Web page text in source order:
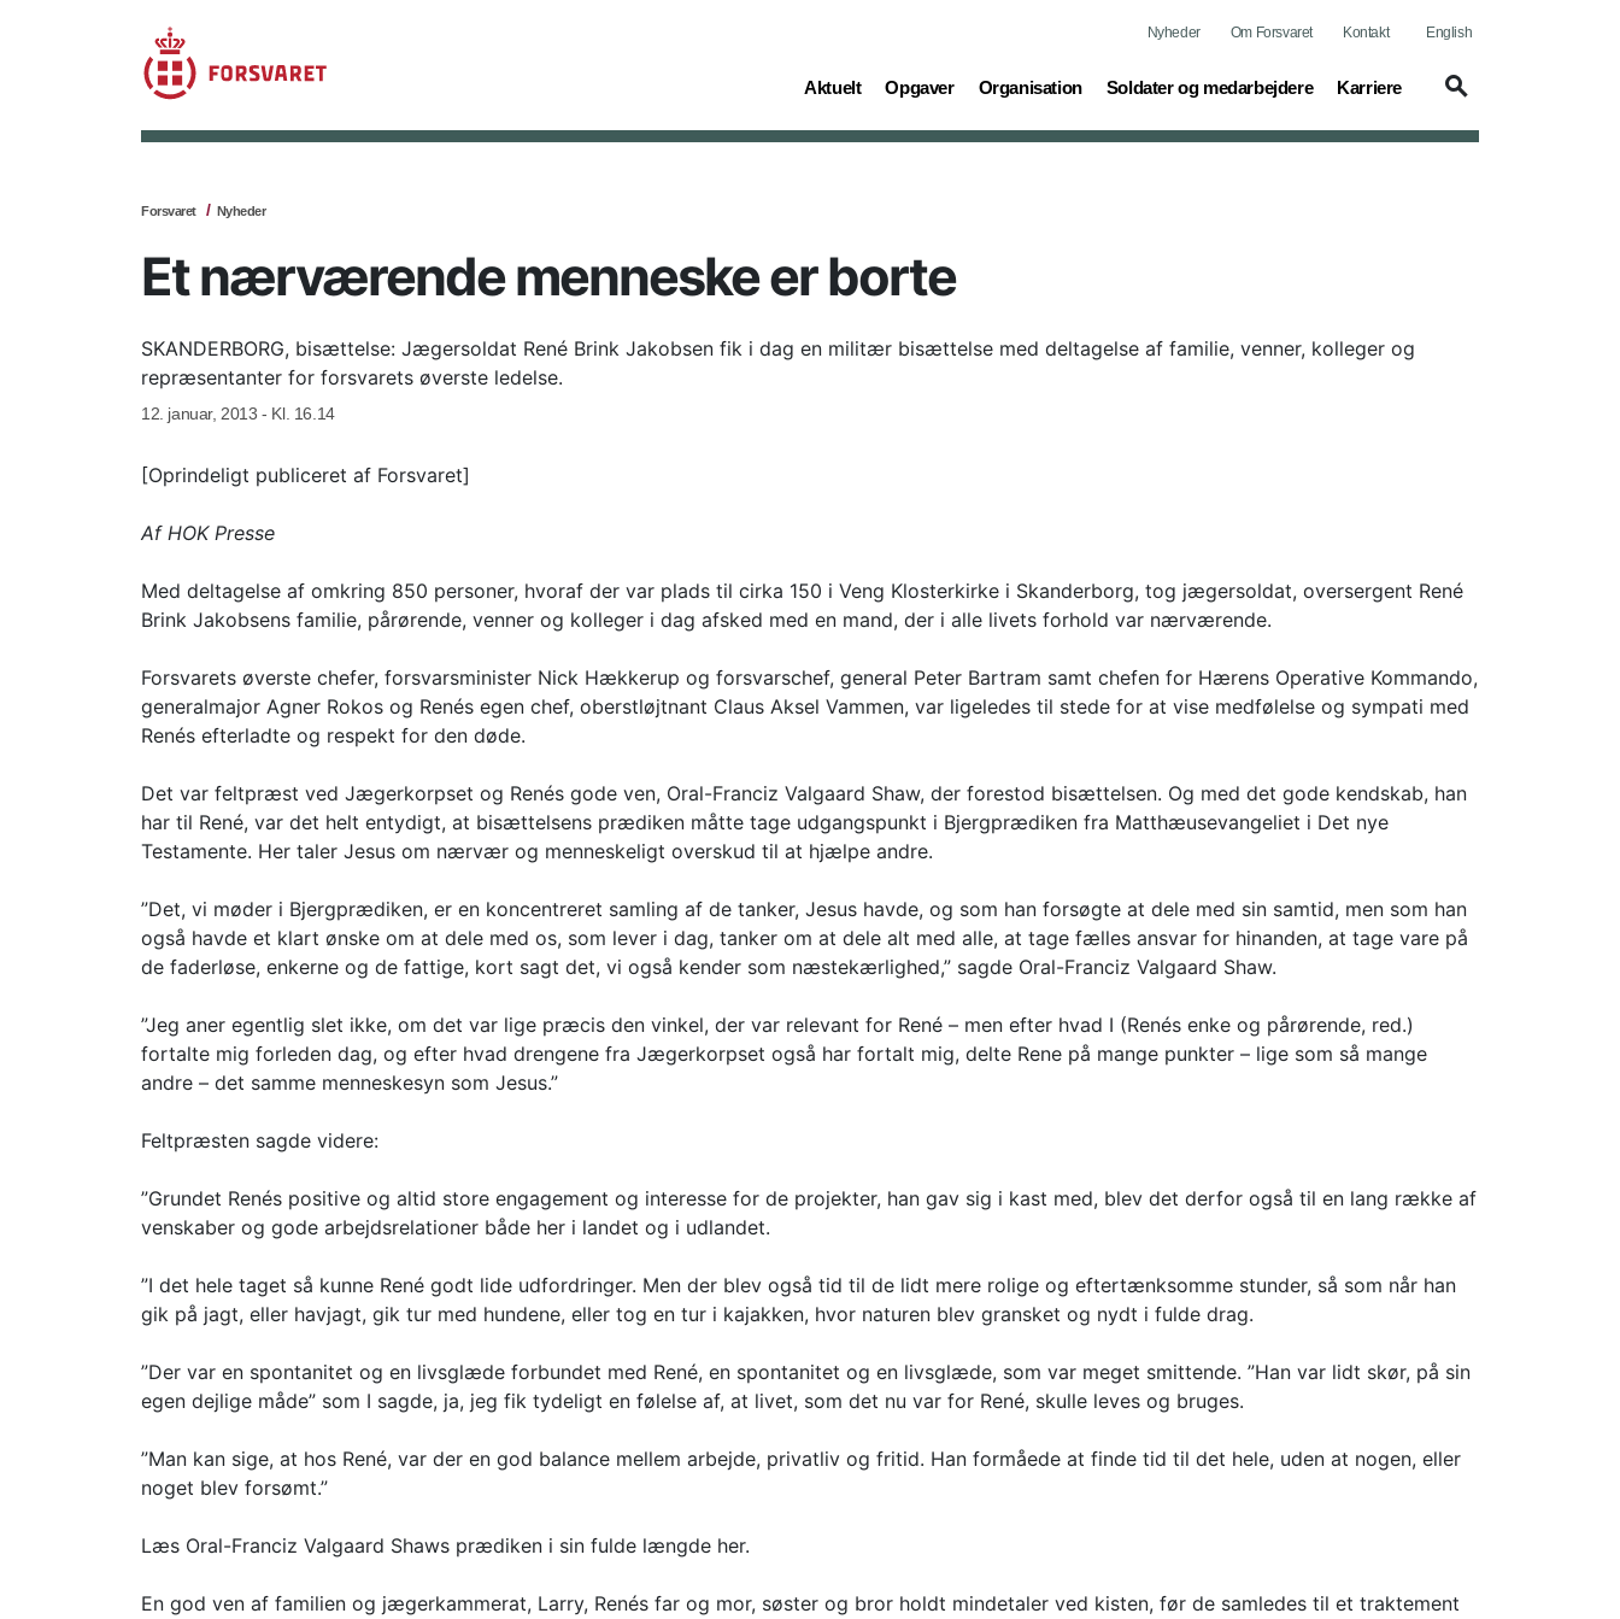
Nyheder Om Forsvaret Kontakt English
Aktuelt
(current) Opgaver
(current) Organisation
(current) Soldater og medarbejdere
(current) Karriere
(current)
Forsvaret Nyheder
Et nærværende menneske er borte
SKANDERBORG, bisættelse: Jægersoldat René Brink Jakobsen fik i dag en militær bisættelse med deltagelse af familie, venner, kolleger og
repræsentanter for forsvarets øverste ledelse.
12. januar, 2013 - Kl. 16.14
[Oprindeligt publiceret af Forsvaret]
Af HOK Presse
Med deltagelse af omkring 850 personer, hvoraf der var plads til cirka 150 i Veng Klosterkirke i Skanderborg, tog jægersoldat, oversergent René
Brink Jakobsens familie, pårørende, venner og kolleger i dag afsked med en mand, der i alle livets forhold var nærværende.
Forsvarets øverste chefer, forsvarsminister Nick Hækkerup og forsvarschef, general Peter Bartram samt chefen for Hærens Operative Kommando,
generalmajor Agner Rokos og Renés egen chef, oberstløjtnant Claus Aksel Vammen, var ligeledes til stede for at vise medfølelse og sympati med
Renés efterladte og respekt for den døde.
Det var feltpræst ved Jægerkorpset og Renés gode ven, Oral-Franciz Valgaard Shaw, der forestod bisættelsen. Og med det gode kendskab, han
har til René, var det helt entydigt, at bisættelsens prædiken måtte tage udgangspunkt i Bjergprædiken fra Matthæusevangeliet i Det nye
Testamente. Her taler Jesus om nærvær og menneskeligt overskud til at hjælpe andre.
”Det, vi møder i Bjergprædiken, er en koncentreret samling af de tanker, Jesus havde, og som han forsøgte at dele med sin samtid, men som han
også havde et klart ønske om at dele med os, som lever i dag, tanker om at dele alt med alle, at tage fælles ansvar for hinanden, at tage vare på
de faderløse, enkerne og de fattige, kort sagt det, vi også kender som næstekærlighed,” sagde Oral-Franciz Valgaard Shaw.
”Jeg aner egentlig slet ikke, om det var lige præcis den vinkel, der var relevant for René – men efter hvad I (Renés enke og pårørende, red.)
fortalte mig forleden dag, og efter hvad drengene fra Jægerkorpset også har fortalt mig, delte Rene på mange punkter – lige som så mange
andre – det samme menneskesyn som Jesus.”
Feltpræsten sagde videre:
”Grundet Renés positive og altid store engagement og interesse for de projekter, han gav sig i kast med, blev det derfor også til en lang række af
venskaber og gode arbejdsrelationer både her i landet og i udlandet.
”I det hele taget så kunne René godt lide udfordringer. Men der blev også tid til de lidt mere rolige og eftertænksomme stunder, så som når han
gik på jagt, eller havjagt, gik tur med hundene, eller tog en tur i kajakken, hvor naturen blev gransket og nydt i fulde drag.
”Der var en spontanitet og en livsglæde forbundet med René, en spontanitet og en livsglæde, som var meget smittende. ”Han var lidt skør, på sin
egen dejlige måde” som I sagde, ja, jeg fik tydeligt en følelse af, at livet, som det nu var for René, skulle leves og bruges.
”Man kan sige, at hos René, var der en god balance mellem arbejde, privatliv og fritid. Han formåede at finde tid til det hele, uden at nogen, eller
noget blev forsømt.”
Læs Oral-Franciz Valgaard Shaws prædiken i sin fulde længde her.
En god ven af familien og jægerkammerat, Larry, Renés far og mor, søster og bror holdt mindetaler ved kisten, før de samledes til et traktement